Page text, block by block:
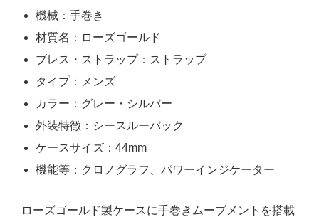
機械：手巻き
材質名：ローズゴールド
ブレス・ストラップ：ストラップ
タイプ：メンズ
カラー：グレー・シルバー
外装特徴：シースルーバック
ケースサイズ：44mm
機能等：クロノグラフ、パワーインジケーター
ローズゴールド製ケースに手巻きムーブメントを搭載